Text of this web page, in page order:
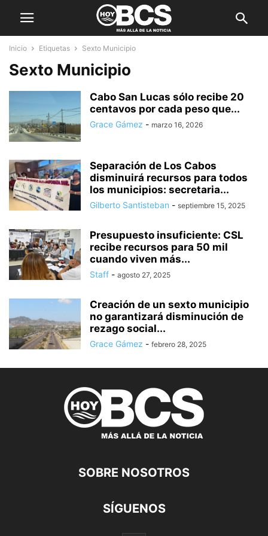
Inicio Etiquetas Sexto Municipio
Sexto Municipio
Cabo San Lucas sólo recibe 20
centavos por cada peso que...
Grace Gámez - marzo 16, 2026
Separación de Los Cabos
disminuirá recursos para todos
los municipios: secretaria...
Gilberto Santisteban - septiembre 15, 2025
Presupuesto insuficiente: CSL
recibe recursos para 50 mil
cuando viven más...
Staff - agosto 27, 2025
Creación de un sexto municipio
no garantizará disminución de
rezago social...
Grace Gámez - febrero 28, 2025
SOBRE NOSOTROS
SÍGUENOS